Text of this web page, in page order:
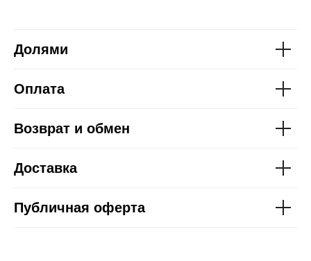
Долями
Оплата
Возврат и обмен
Доставка
Публичная оферта